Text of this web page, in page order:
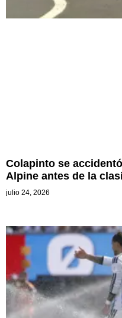
Colapinto se
Alpine antes de la
julio 24, 2026